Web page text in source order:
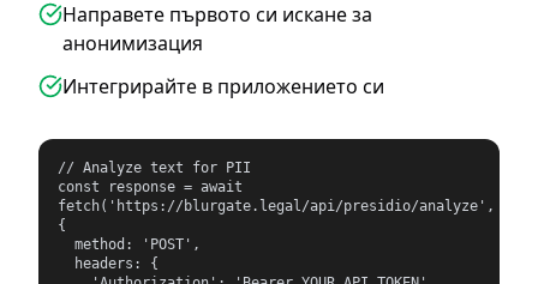
Направете първото си искане за
анонимизация
Интегрирайте в приложението си
// Analyze text for PII
const response = await
fetch('https://blurgate.legal/api/presidio/analyze',
{